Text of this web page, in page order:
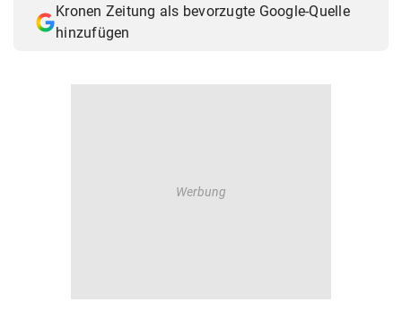
Kronen Zeitung als bevorzugte Google-Quelle
hinzufügen